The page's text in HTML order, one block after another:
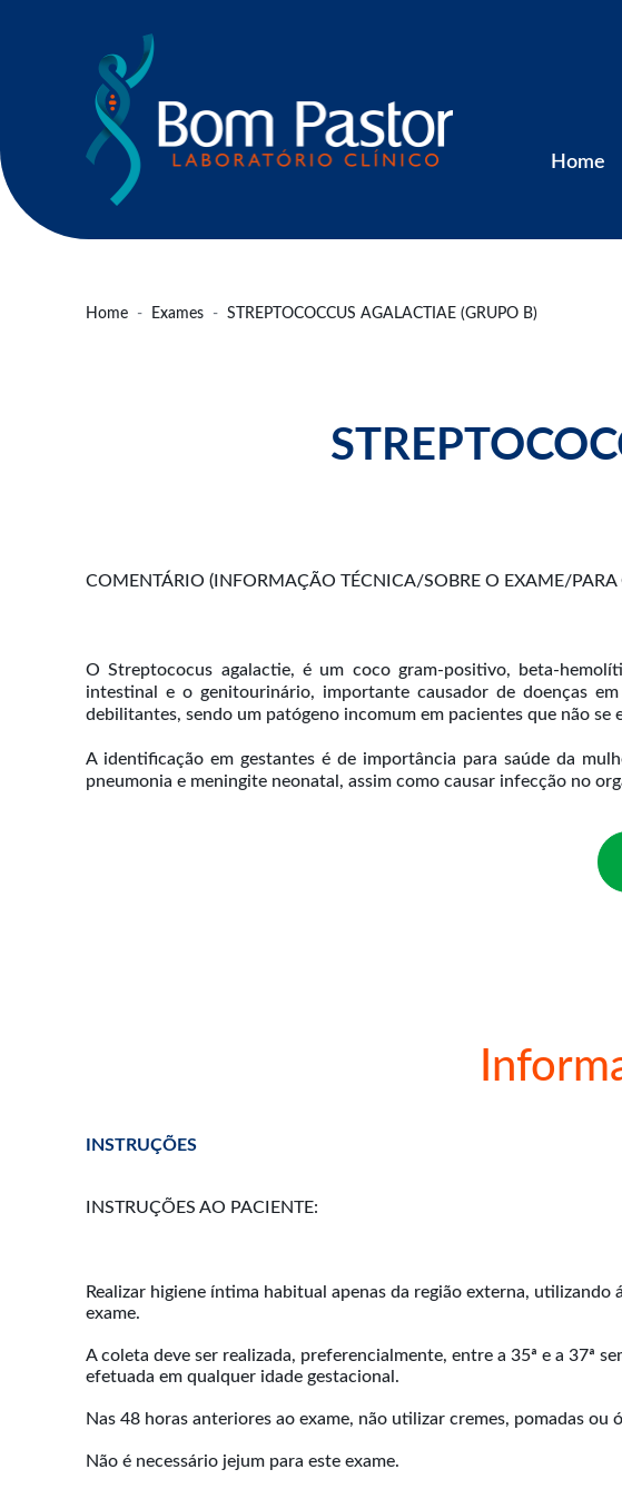
Home
Home Exames STREPTOCOCCUS AGALACTIAE (GRUPO B)
COMENTÁRIO (INFORMAÇÃO TÉCNICA/SOBRE O EXAME/PARA
O Streptococus agalactie, é um coco gram-positivo, beta-
intestinal e o genitourinário, importante causador de doenças
debilitantes, sendo um patógeno incomum em pacientes que não
A identificação em gestantes é de importância para saúde da
pneumonia e meningite neonatal, assim como causar infecção no
INSTRUÇÕES
INSTRUÇÕES AO PACIENTE:
Realizar higiene íntima habitual apenas da região externa,
exame.
A coleta deve ser realizada, preferencialmente, entre a 35ª e a 37ª
efetuada em qualquer idade gestacional.
Nas 48 horas anteriores ao exame, não utilizar cremes, pomadas
Não é necessário jejum para este exame.